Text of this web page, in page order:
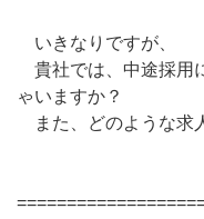
いきなりですが、
貴社では、中途採用
ゃいますか？
また、どのような求